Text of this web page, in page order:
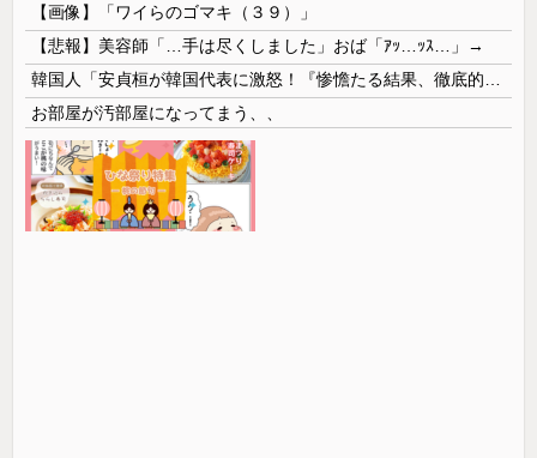
【画像】「ワイらのゴマキ（３９）」
【悲報】美容師「…手は尽くしました」おば「ｱｯ…ｯｽ…」→
お部屋が汚部屋になってまう、、